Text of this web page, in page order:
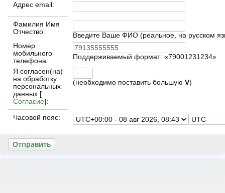
Адрес email:
Фамилия Имя
Отчество:
Введите Ваше ФИО (реальное, на русском
Номер
мобильного
телефона:
Поддерживаемый формат: «79001231234»
Я согласен(на)
на обработку
персональных
данных [
Согласие]:
(необходимо поставить большую V)
Часовой пояс: